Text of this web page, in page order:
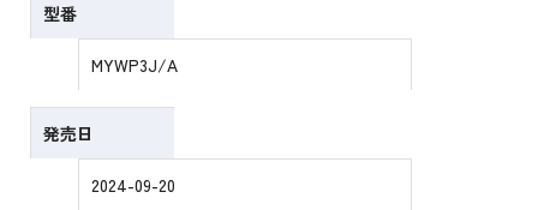
型番
MYWP3J/A
発売日
2024-09-20